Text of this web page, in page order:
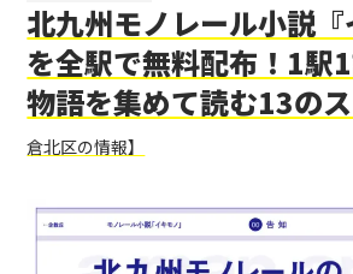
北九州モノレール小説『
を全駅で無料配布！1駅
物語を集めて読む13の
倉北区の情報】